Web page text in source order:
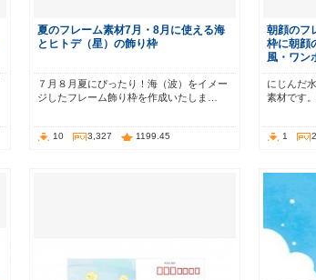
夏のフレーム素材7月・8月に使える海
とヒトデ（星）の飾り枠
７月８月夏にぴったり！海（波）をイメー
ジしたフレーム飾り枠を作成いたしま…
10 3,327 1199.45
朝顔のフ
枠に朝顔
風・ワン
にじんだ
素材です
1